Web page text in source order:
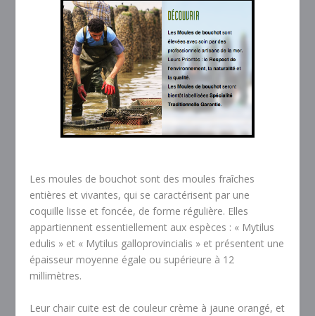
Les moules de bouchot sont des moules fraîches
entières et vivantes, qui se caractérisent par une
coquille lisse et foncée, de forme régulière. Elles
appartiennent essentiellement aux espèces : « Mytilus
edulis » et « Mytilus galloprovincialis » et présentent une
épaisseur moyenne égale ou supérieure à 12
millimètres.
Leur chair cuite est de couleur crème à jaune orangé, et